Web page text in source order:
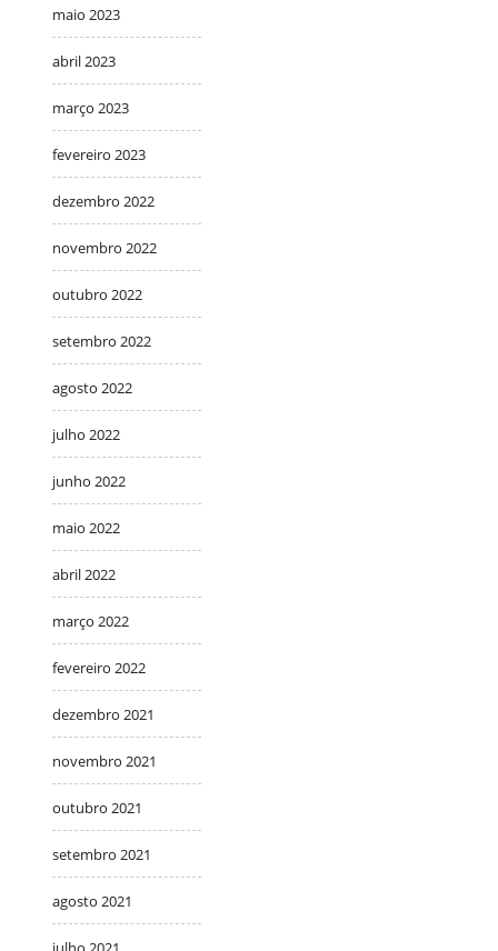
maio 2023
abril 2023
março 2023
fevereiro 2023
dezembro 2022
novembro 2022
outubro 2022
setembro 2022
agosto 2022
julho 2022
junho 2022
maio 2022
abril 2022
março 2022
fevereiro 2022
dezembro 2021
novembro 2021
outubro 2021
setembro 2021
agosto 2021